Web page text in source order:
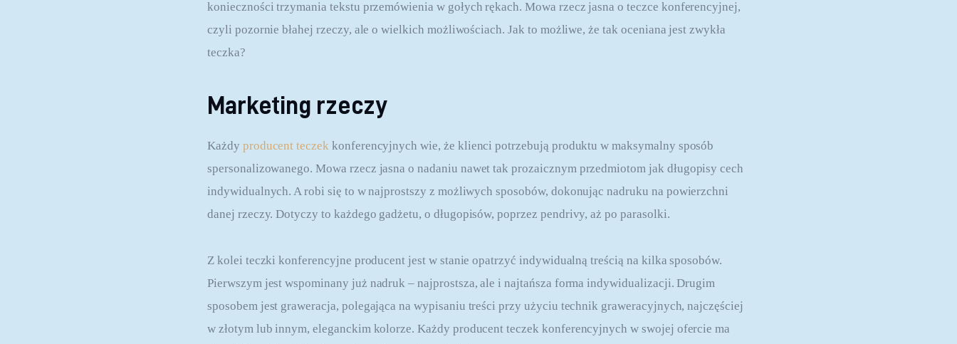
konieczności trzymania tekstu przemówienia w gołych rękach. Mowa rzecz jasna o teczce konferencyjnej,
czyli pozornie błahej rzeczy, ale o wielkich możliwościach. Jak to możliwe, że tak oceniana jest zwykła
teczka?
Marketing rzeczy
Każdy producent teczek konferencyjnych wie, że klienci potrzebują produktu w maksymalny sposób
spersonalizowanego. Mowa rzecz jasna o nadaniu nawet tak prozaicznym przedmiotom jak długopisy cech
indywidualnych. A robi się to w najprostszy z możliwych sposobów, dokonując nadruku na powierzchni
danej rzeczy. Dotyczy to każdego gadżetu, o długopisów, poprzez pendrivy, aż po parasolki.
Z kolei teczki konferencyjne producent jest w stanie opatrzyć indywidualną treścią na kilka sposobów.
Pierwszym jest wspominany już nadruk – najprostsza, ale i najtańsza forma indywidualizacji. Drugim
sposobem jest graweracja, polegająca na wypisaniu treści przy użyciu technik graweracyjnych, najczęściej
w złotym lub innym, eleganckim kolorze. Każdy producent teczek konferencyjnych w swojej ofercie ma